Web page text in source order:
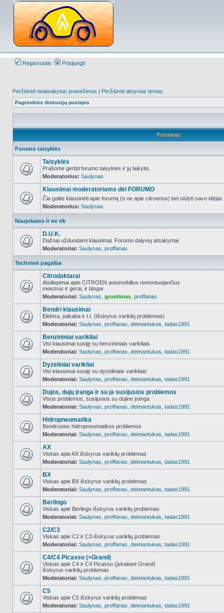
Registruotis Prisijungti
Peržiūrėti neatsakytus pranešimus | Peržiūrėti aktyvias temas
Pagrindinis diskusijų puslapis
Forumas
Forumo taisyklės
NO_UNREAD_POSTS
Taisyklės
Prašome gerbti forumo taisykles ir jų laikytis.
Moderatorius: Saulynas
NO_UNREAD_POSTS
Klausimai moderatoriams dėl FORUMO
Čia galite klausinėti apie forumą (o ne apie citroenus) bei siūlyti savo
Moderatorius: Saulynas
Naujokams ir ne tik
NO_UNREAD_POSTS
D.U.K.
Dažnai užduodami klausimai. Forumo dalyvių atsakymai
Moderatoriai: Saulynas proffanas
Techninė pagalba
NO_UNREAD_POSTS
Citrodaktarai
Atsiliepimai apie CITROEN automobilius remontuojančius
meistrus ir gerai, ir blogai
Moderatoriai: Saulynas grumlinas proffanas
NO_UNREAD_POSTS
Bendri klausimai
Elektra, pakaba ir t.t. (išskyrus variklių problemas)
Moderatoriai: Saulynas proffanas deimantukas tadas1991
NO_UNREAD_POSTS
Benzininiai varikliai
Visi klausimai susiję su benzininiais varikliais
Moderatoriai: Saulynas proffanas deimantukas tadas1991
NO_UNREAD_POSTS
Dyzeliniai varikliai
Visi klausimai susiję su dyzeliniais varikliais
Moderatoriai: Saulynas proffanas deimantukas tadas1991
NO_UNREAD_POSTS
Dujos, dujų įranga ir su ja susijusios problemos
Visos problemos, susijusios su dujine įranga
Moderatoriai: Saulynas proffanas deimantukas tadas1991
NO_UNREAD_POSTS
Hidropneumatika
Bendrosios hidropneumatikos problemos
Moderatoriai: Saulynas proffanas deimantukas tadas1991
NO_UNREAD_POSTS
AX
Viskas apie AX išskyrus variklių problemas
Moderatoriai: Saulynas proffanas deimantukas tadas1991
NO_UNREAD_POSTS
BX
Viskas apie BX išskyrus variklių problemas
Moderatoriai: Saulynas proffanas deimantukas tadas1991
NO_UNREAD_POSTS
Berlingo
Viskas apie Berlingo išskyrus variklių problemas
Moderatoriai: Saulynas proffanas deimantukas tadas1991
NO_UNREAD_POSTS
C2/C3
Viskas apie C2 ir C3 išskyrus variklių problemas
Moderatoriai: Saulynas proffanas deimantukas tadas1991
NO_UNREAD_POSTS
C4/C4 Picasso (+Grand)
Viskas apie C4 ir C4 Picasso (įskaitant Grand)
išskyrus variklių problemas
Moderatoriai: Saulynas proffanas deimantukas tadas1991
NO_UNREAD_POSTS
C5
Viskas apie C5 išskyrus variklių problemas
Moderatoriai: Saulynas proffanas deimantukas tadas1991